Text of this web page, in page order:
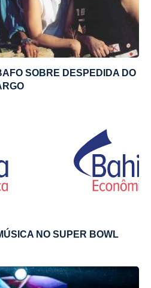
SOBRE DESPEDIDA DO
NO SUPER BOWL